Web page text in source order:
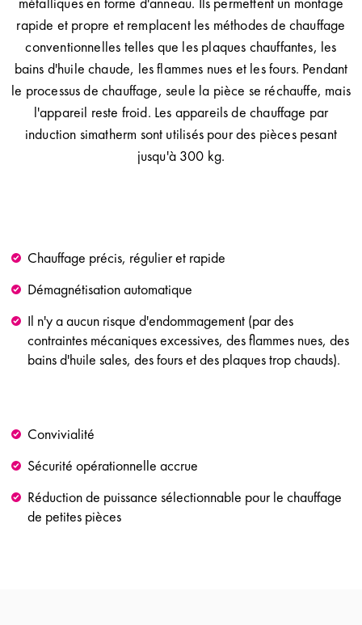
rapide et propre et remplacent les méthodes de chauffage
conventionnelles telles que les plaques chauffantes, les
bains d'huile chaude, les flammes nues et les fours. Pendant
le processus de chauffage, seule la pièce se réchauffe, mais
l'appareil reste froid. Les appareils de chauffage par
induction simatherm sont utilisés pour des pièces pesant
jusqu'à 300 kg.
Chauffage précis, régulier et rapide
Démagnétisation automatique
Il n'y a aucun risque d'endommagement (par des
contraintes mécaniques excessives, des flammes nues, des
bains d'huile sales, des fours et des plaques trop chauds).
Convivialité
Sécurité opérationnelle accrue
Réduction de puissance sélectionnable pour le chauffage
de petites pièces